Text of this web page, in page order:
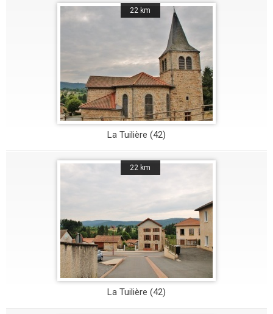
22 km
La Tuilière (42)
22 km
La Tuilière (42)